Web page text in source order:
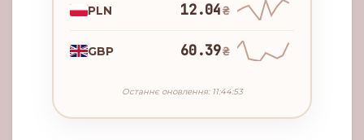
PLN 12.04₴
GBP 60.39₴
Останнє оновлення: 11:44:53